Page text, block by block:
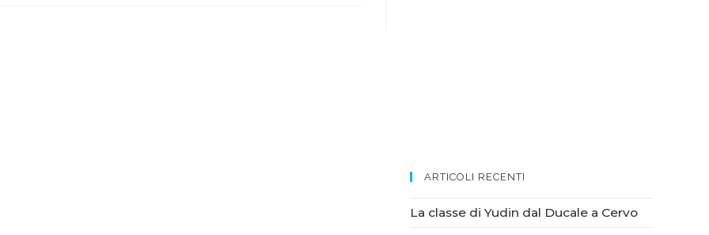
ARTICOLI RECENTI
La classe di Yudin dal Ducale a Cervo